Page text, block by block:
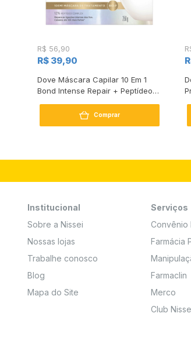
R$ 56,90
R$ 39,90
Dove Máscara Capilar 10 Em 1
Bond Intense Repair + Peptídeo
Comprar
Institucional
Sobre a Nissei
Nossas lojas
Trabalhe conosco
Blog
Mapa do Site
Serviços
Convênio
Farmácia
Farmaclin
Merco
Club